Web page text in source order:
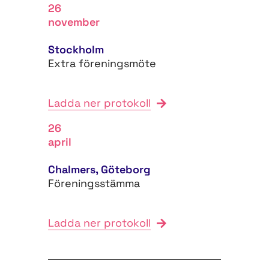
26
november
Stockholm
Extra föreningsmöte
Ladda ner protokoll
26
april
Chalmers, Göteborg
Föreningsstämma
Ladda ner protokoll